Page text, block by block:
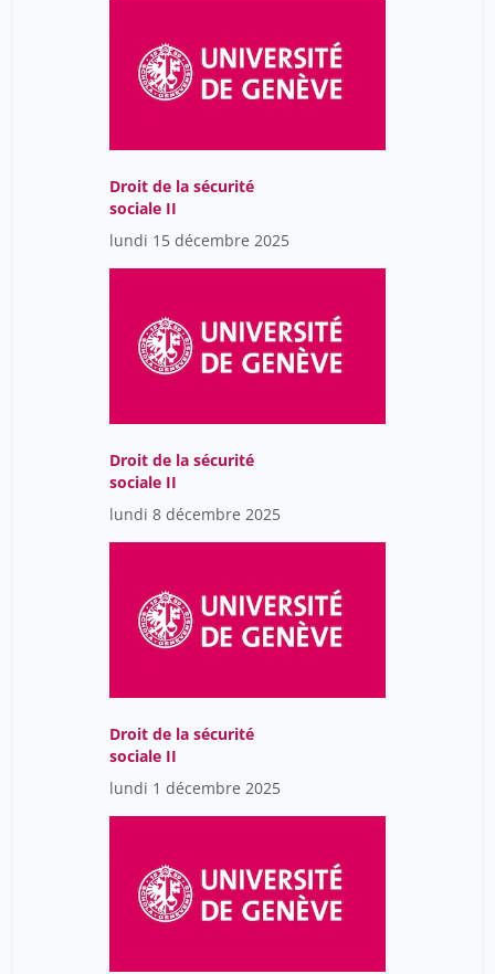
Droit de la sécurité
sociale II
lundi 15 décembre 2025
Droit de la sécurité
sociale II
lundi 8 décembre 2025
Droit de la sécurité
sociale II
lundi 1 décembre 2025